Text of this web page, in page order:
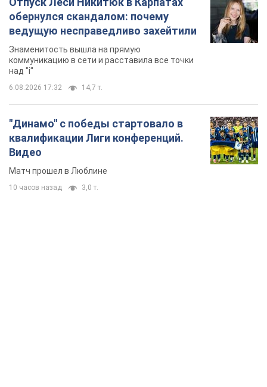
Матч прошел в Люблине
10 часов назад 3,0 т.